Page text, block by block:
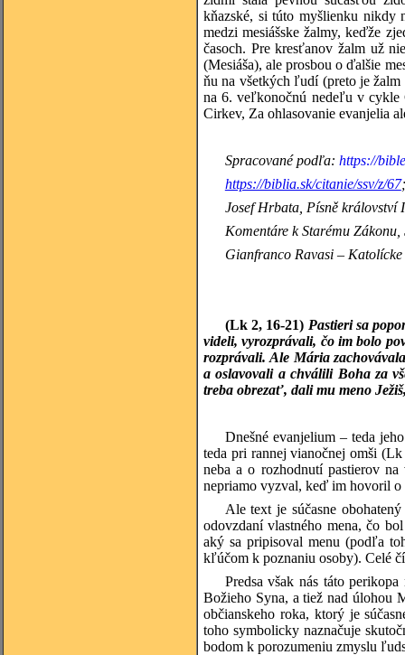
kňazské, si túto myšlienku nikdy
medzi mesiášske žalmy, keďže
časoch. Pre kresťanov žalm už
(Mesiáša), ale prosbou o ďalšie
ňu na všetkých ľudí (preto je
na 6. veľkonočnú nedeľu v cykle
Cirkev, Za ohlasovanie evanjelia
Spracované podľa: https://
https://biblia.sk/citanie/ssv/z/67
JosefHrbata, Písně království
Komentáre k Starému
GianfrancoRavasi – Katolícke
(Lk 2, 16-21) Pastieri sa
videli, vyrozprávali, čo im bolo
rozprávali. Ale Mária
a oslavovali a chválili Boha za
treba obrezať, dali mu meno
Dnešné evanjelium – teda
teda pri rannej vianočnej omši
neba a o rozhodnutí pastierov
nepriamo vyzval, keď im hovoril
Ale text je súčasne
odovzdaní vlastného mena, čo
aký sa pripisoval menu (podľa
kľúčom k poznaniu osoby). Celé
Predsa však nás táto
Božieho Syna, a tiež nad úlohou
občianskeho roka, ktorý je
toho symbolicky naznačuje
bodom k porozumeniu zmyslu